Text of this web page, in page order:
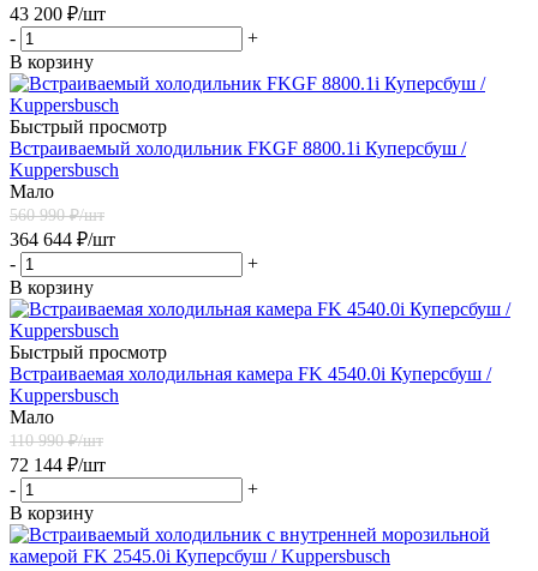
43 200 ₽/шт
-
+
В корзину
Быстрый просмотр
Встраиваемый холодильник FKGF 8800.1i Куперсбуш /
Kuppersbusch
Мало
560 990₽/шт
364 644 ₽/шт
-
+
В корзину
Быстрый просмотр
Встраиваемая холодильная камера FK 4540.0i Куперсбуш /
Kuppersbusch
Мало
110 990₽/шт
72 144 ₽/шт
-
+
В корзину